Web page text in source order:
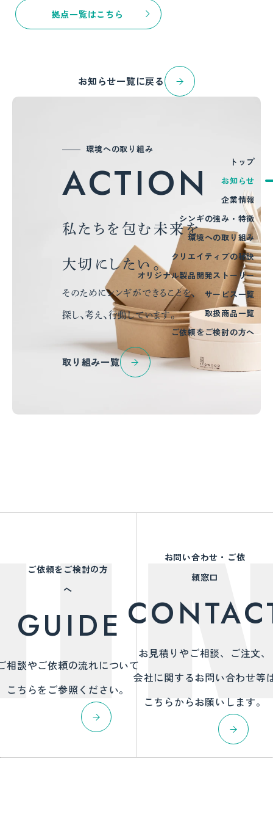
トップ
お知らせ
企業情報
シンギの強み・特徴
環境への取り組み
クリエイティブの秘訣
オリジナル製品開発ストーリー
サービス一覧
取扱商品一覧
ご依頼をご検討の方へ
拠点一覧はこちら
お知らせ一覧に戻る
環境への取り組み
ACTION
私たちを包む未来を
大切にしたい。
そのためにシンギができることを、
探し、考え、行動しています。
取り組み一覧
ご依頼をご検討の方
へ
GUIDE
相談やご依頼の流れについて
こちらをご参照ください。
お問い合わせ・ご依
頼窓口
お見積りやご相談、ご注文、
会社に関するお問い合わせ等
こちらからお願いします。